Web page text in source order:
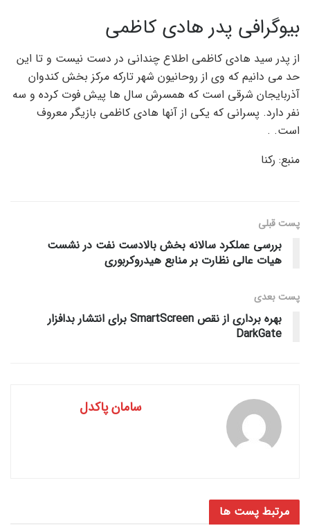
بیوگرافی پدر هادی کاظمی
از پدر سید هادی کاظمی اطلاع چندانی در دست نیست و تا این
حد می دانیم که وی از روحانیون شهر تارکه مرکز بخش کندوان
آذربایجان شرقی است که همسرش سال ها پیش فوت کرده و سه
نفر دارد. پسرانی که یکی از آنها هادی کاظمی بازیگر معروف
است. .
منبع: رکنا
پست قبلی
بررسی عملکرد سالانه بخش بالادست نفت در نشست
هیات عالی نظارت بر منابع هیدروکربوری
پست‌ بعدی
بهره برداری از نقص SmartScreen برای انتشار بدافزار
DarkGate
سامان پاکدل
مرتبط پست ها